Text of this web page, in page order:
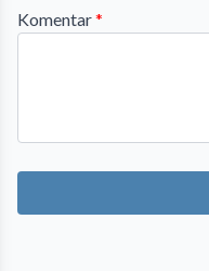
Komentar*